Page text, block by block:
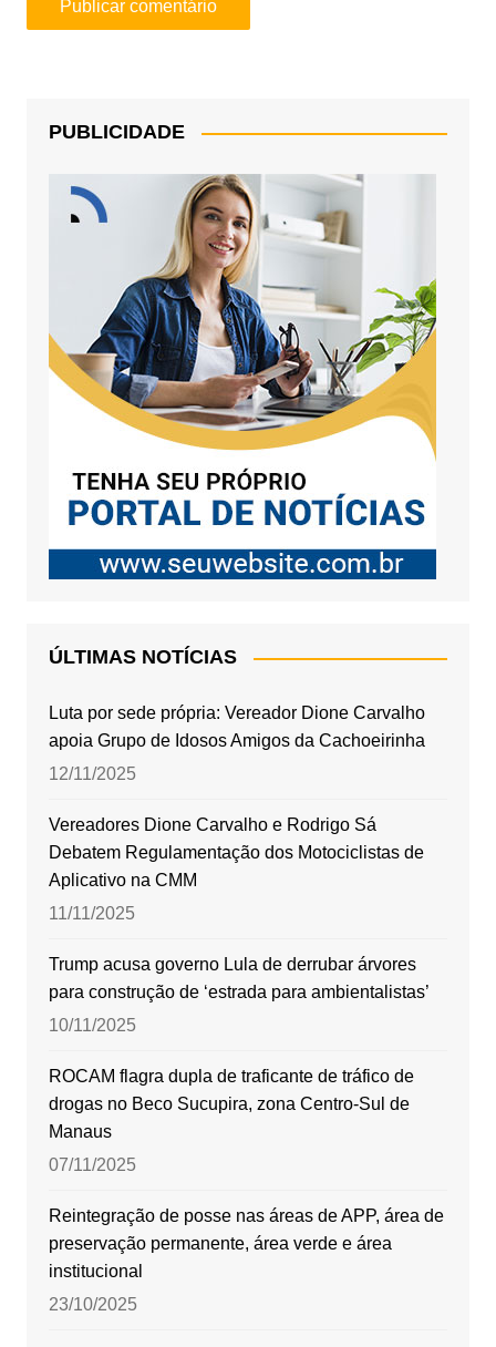
PUBLICIDADE
ÚLTIMAS NOTÍCIAS
Luta por sede própria: Vereador Dione Carvalho
apoia Grupo de Idosos Amigos da Cachoeirinha
12/11/2025
Vereadores Dione Carvalho e Rodrigo Sá
Debatem Regulamentação dos Motociclistas de
Aplicativo na CMM
11/11/2025
Trump acusa governo Lula de derrubar árvores
para construção de ‘estrada para ambientalistas’
10/11/2025
ROCAM flagra dupla de traficante de tráfico de
drogas no Beco Sucupira, zona Centro-Sul de
Manaus
07/11/2025
Reintegração de posse nas áreas de APP, área de
preservação permanente, área verde e área
institucional
23/10/2025